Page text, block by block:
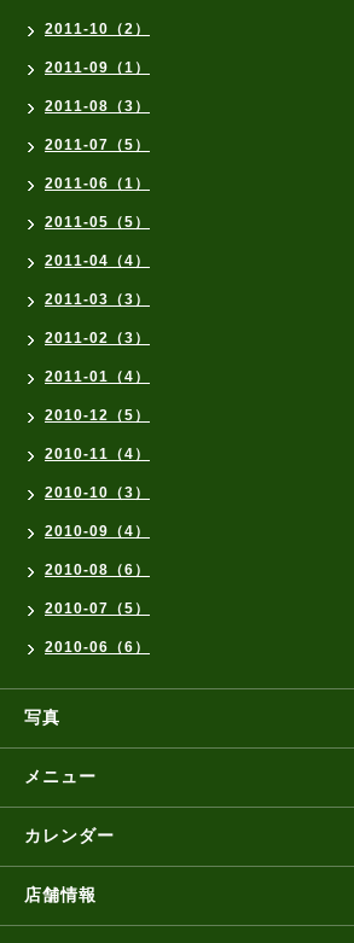
2011-10（2）
2011-09（1）
2011-08（3）
2011-07（5）
2011-06（1）
2011-05（5）
2011-04（4）
2011-03（3）
2011-02（3）
2011-01（4）
2010-12（5）
2010-11（4）
2010-10（3）
2010-09（4）
2010-08（6）
2010-07（5）
2010-06（6）
写真
メニュー
カレンダー
店舗情報